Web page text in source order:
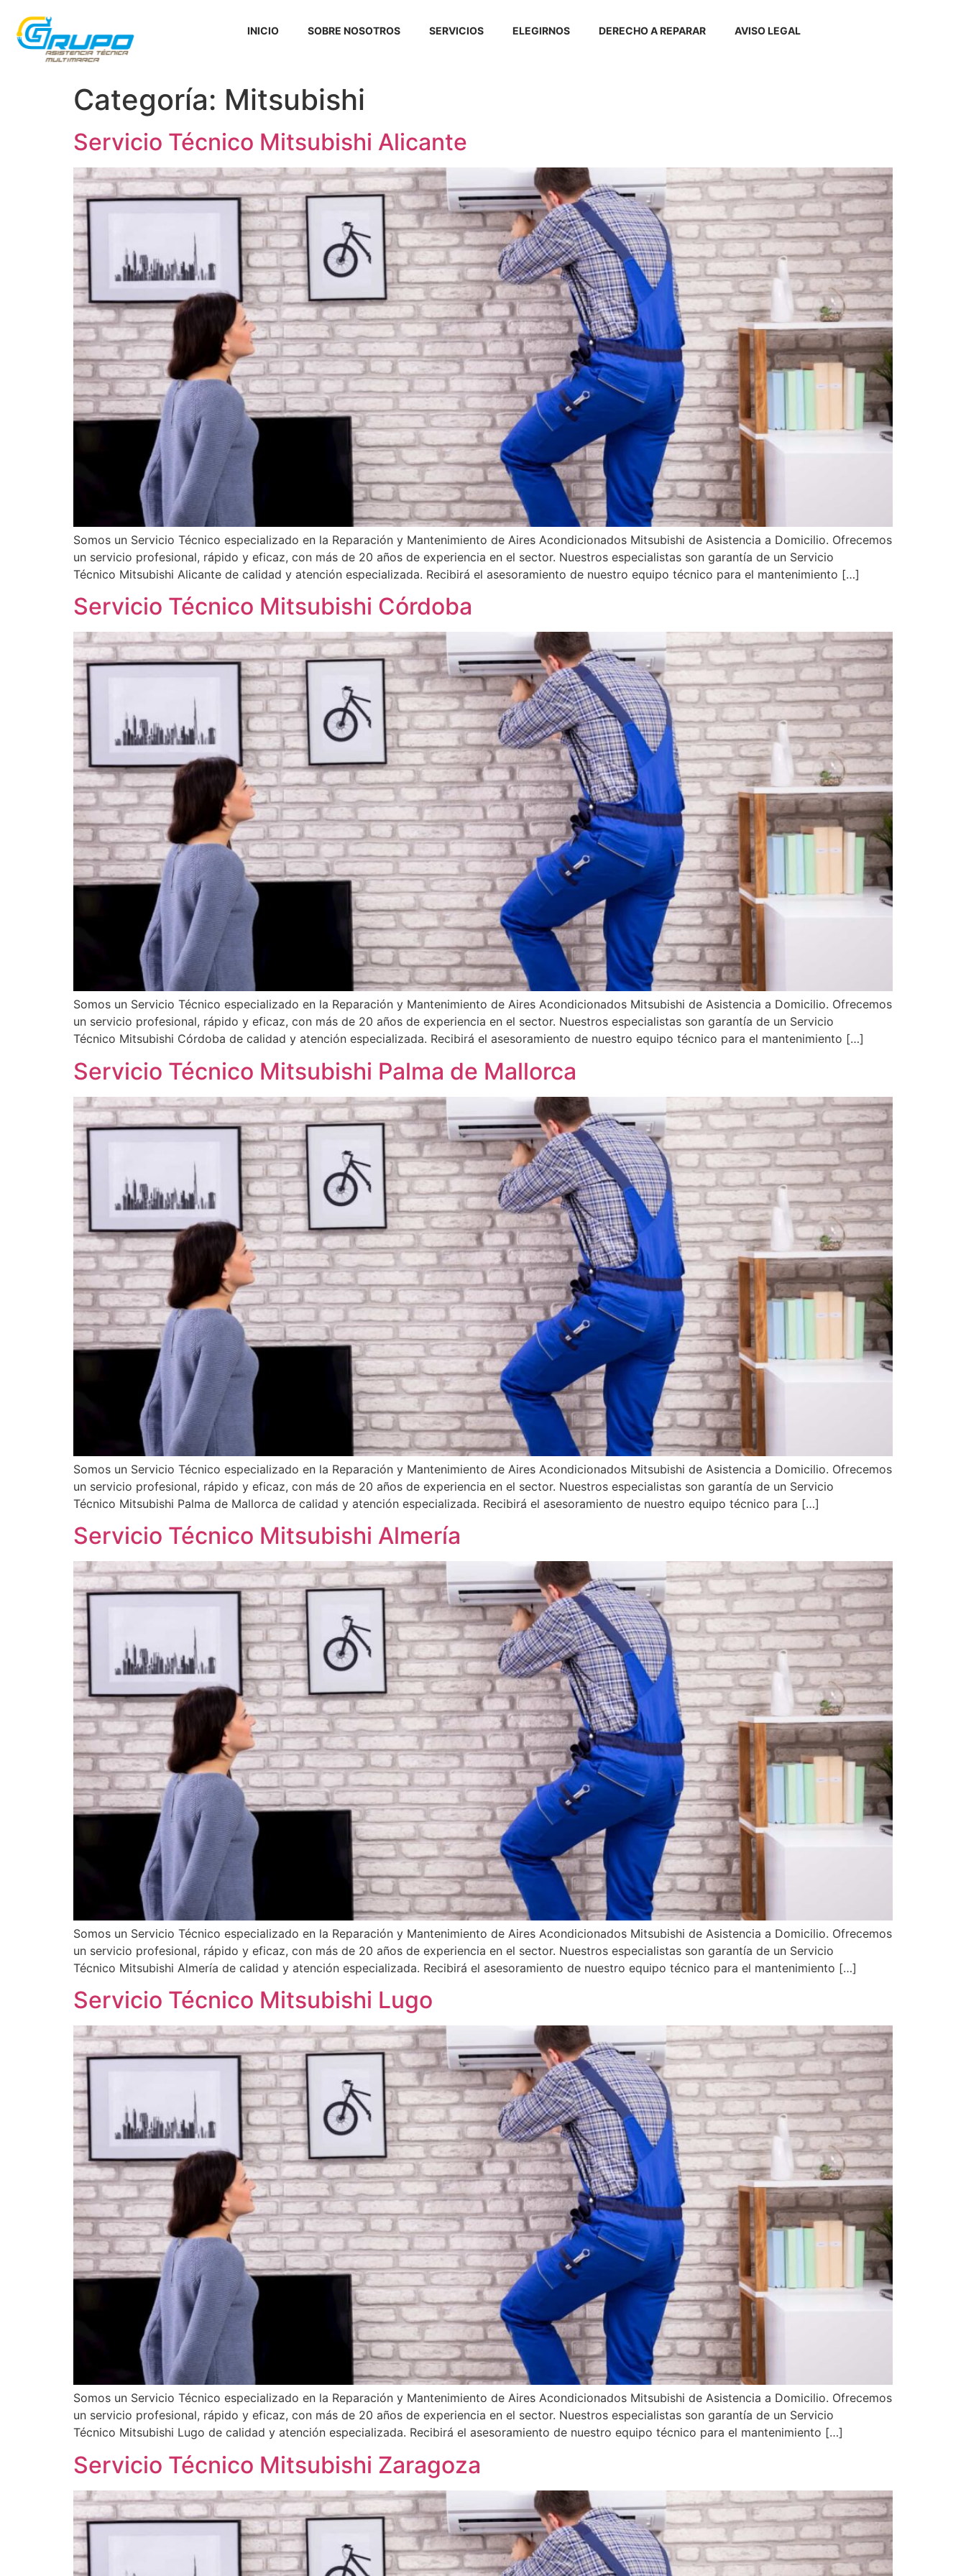
INICIO SOBRE NOSOTROS SERVICIOS ELEGIRNOS DERECHO A REPARAR AVISO LEGAL
Categoría: Mitsubishi
Servicio Técnico Mitsubishi Alicante
Somos un Servicio Técnico especializado en la Reparación y Mantenimiento de Aires Acondicionados Mitsubishi de Asistencia a Domicilio. Ofrecemos
un servicio profesional, rápido y eficaz, con más de 20 años de experiencia en el sector. Nuestros especialistas son garantía de un Servicio
Técnico Mitsubishi Alicante de calidad y atención especializada. Recibirá el asesoramiento de nuestro equipo técnico para el mantenimiento […]
Servicio Técnico Mitsubishi Córdoba
Somos un Servicio Técnico especializado en la Reparación y Mantenimiento de Aires Acondicionados Mitsubishi de Asistencia a Domicilio. Ofrecemos
un servicio profesional, rápido y eficaz, con más de 20 años de experiencia en el sector. Nuestros especialistas son garantía de un Servicio
Técnico Mitsubishi Córdoba de calidad y atención especializada. Recibirá el asesoramiento de nuestro equipo técnico para el mantenimiento […]
Servicio Técnico Mitsubishi Palma de Mallorca
Somos un Servicio Técnico especializado en la Reparación y Mantenimiento de Aires Acondicionados Mitsubishi de Asistencia a Domicilio. Ofrecemos
un servicio profesional, rápido y eficaz, con más de 20 años de experiencia en el sector. Nuestros especialistas son garantía de un Servicio
Técnico Mitsubishi Palma de Mallorca de calidad y atención especializada. Recibirá el asesoramiento de nuestro equipo técnico para […]
Servicio Técnico Mitsubishi Almería
Somos un Servicio Técnico especializado en la Reparación y Mantenimiento de Aires Acondicionados Mitsubishi de Asistencia a Domicilio. Ofrecemos
un servicio profesional, rápido y eficaz, con más de 20 años de experiencia en el sector. Nuestros especialistas son garantía de un Servicio
Técnico Mitsubishi Almería de calidad y atención especializada. Recibirá el asesoramiento de nuestro equipo técnico para el mantenimiento […]
Servicio Técnico Mitsubishi Lugo
Somos un Servicio Técnico especializado en la Reparación y Mantenimiento de Aires Acondicionados Mitsubishi de Asistencia a Domicilio. Ofrecemos
un servicio profesional, rápido y eficaz, con más de 20 años de experiencia en el sector. Nuestros especialistas son garantía de un Servicio
Técnico Mitsubishi Lugo de calidad y atención especializada. Recibirá el asesoramiento de nuestro equipo técnico para el mantenimiento […]
Servicio Técnico Mitsubishi Zaragoza